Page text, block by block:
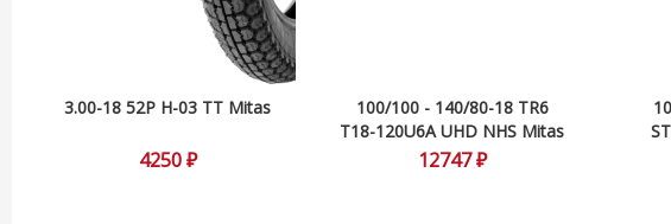
3.00-18 52P H-03 TT Mitas
4250 ₽
100/100 - 140/80-18 TR6
T18-120U6A UHD NHS Mitas
12747 ₽